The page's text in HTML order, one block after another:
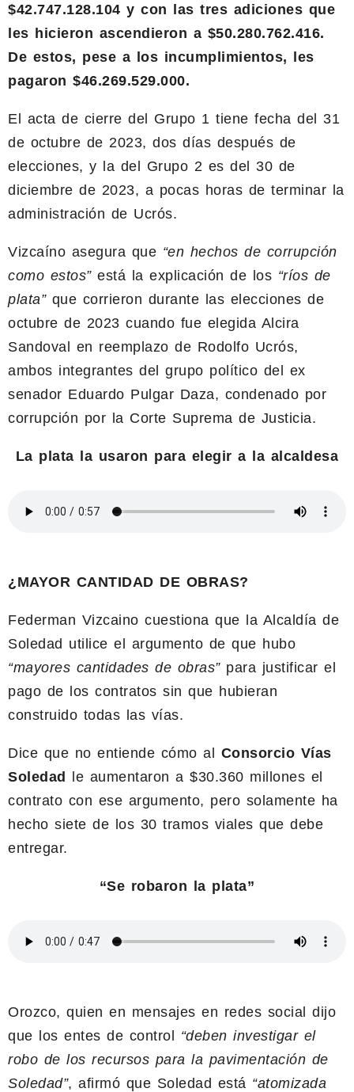
$42.747.128.104 y con las tres adiciones que
les hicieron ascendieron a $50.280.762.416.
De estos, pese a los incumplimientos, les
pagaron $46.269.529.000.
El acta de cierre del Grupo 1 tiene fecha del 31
de octubre de 2023, dos días después de
elecciones, y la del Grupo 2 es del 30 de
diciembre de 2023, a pocas horas de terminar la
administración de Ucrós.
Vizcaíno asegura que “en hechos de corrupción
como estos”está la explicación de los “ríos de
plata”que corrieron durante las elecciones de
octubre de 2023 cuando fue elegida Alcira
Sandoval en reemplazo de Rodolfo Ucrós,
ambos integrantes del grupo político del ex
senador Eduardo Pulgar Daza, condenado por
corrupción por la Corte Suprema de Justicia.
La plata la usaron para elegir a la alcaldesa
¿MAYOR CANTIDAD DE OBRAS?
Federman Vizcaino cuestiona que la Alcaldía de
Soledad utilice el argumento de que hubo
“mayores cantidades de obras”para justificar el
pago de los contratos sin que hubieran
construido todas las vías.
Dice que no entiende cómo al Consorcio Vías
Soledad le aumentaron a $30.360 millones el
contrato con ese argumento, pero solamente ha
hecho siete de los 30 tramos viales que debe
entregar.
“Se robaron la plata”
Orozco, quien en mensajes en redes social dijo
que los entes de control “deben investigar el
robo de los recursos para la pavimentación de
Soledad”, afirmó que Soledad está “atomizada